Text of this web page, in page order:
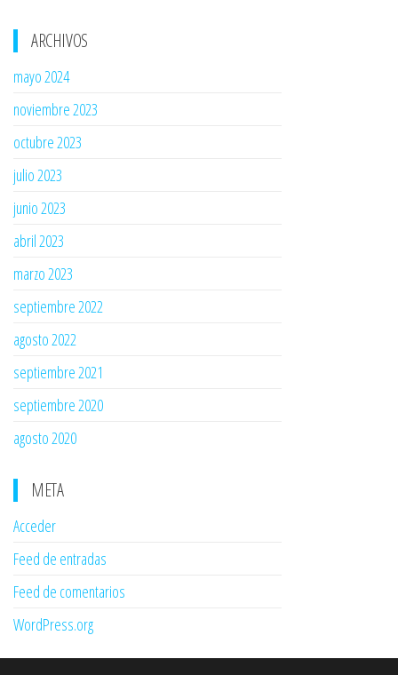
ARCHIVOS
mayo 2024
noviembre 2023
octubre 2023
julio 2023
junio 2023
abril 2023
marzo 2023
septiembre 2022
agosto 2022
septiembre 2021
septiembre 2020
agosto 2020
META
Acceder
Feed de entradas
Feed de comentarios
WordPress.org